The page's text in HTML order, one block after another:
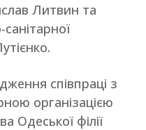
Литвин та
співпраці з
організацією
Одеської філії